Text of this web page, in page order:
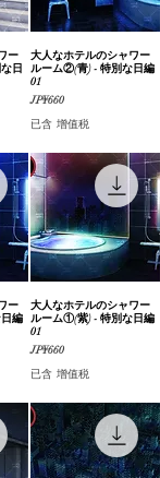
ー
日
快速瀏覽
大人なホテルのシャワー
ルーム②(青) - 特別な日編
01
價格
JP¥660
已含 增值税
ー
編
快速瀏覽
大人なホテルのシャワー
ルーム①(紫) - 特別な日編
01
價格
JP¥660
已含 增值税